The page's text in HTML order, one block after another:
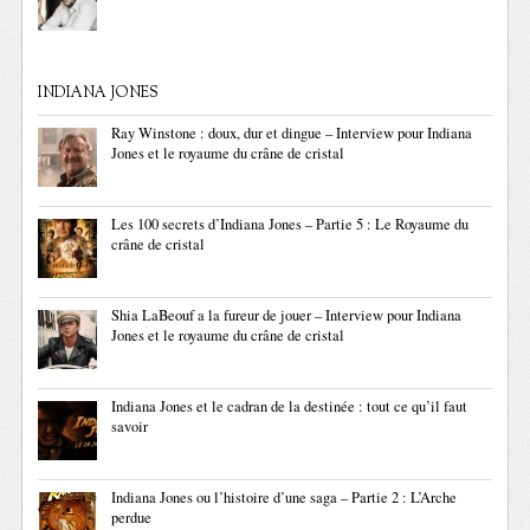
INDIANA JONES
Ray Winstone : doux, dur et dingue – Interview pour Indiana
Jones et le royaume du crâne de cristal
Les 100 secrets d’Indiana Jones – Partie 5 : Le Royaume du
crâne de cristal
Shia LaBeouf a la fureur de jouer – Interview pour Indiana
Jones et le royaume du crâne de cristal
Indiana Jones et le cadran de la destinée : tout ce qu’il faut
savoir
Indiana Jones ou l’histoire d’une saga – Partie 2 : L’Arche
perdue